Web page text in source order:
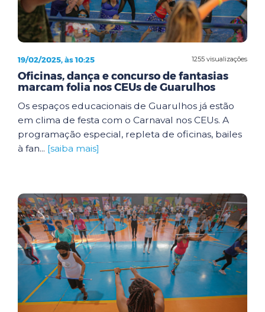
1255 visualizações
19/02/2025, às 10:25
Oficinas, dança e concurso de fantasias
marcam folia nos CEUs de Guarulhos
Os espaços educacionais de Guarulhos já estão
em clima de festa com o Carnaval nos CEUs. A
programação especial, repleta de oficinas, bailes
à fan... [saiba mais]